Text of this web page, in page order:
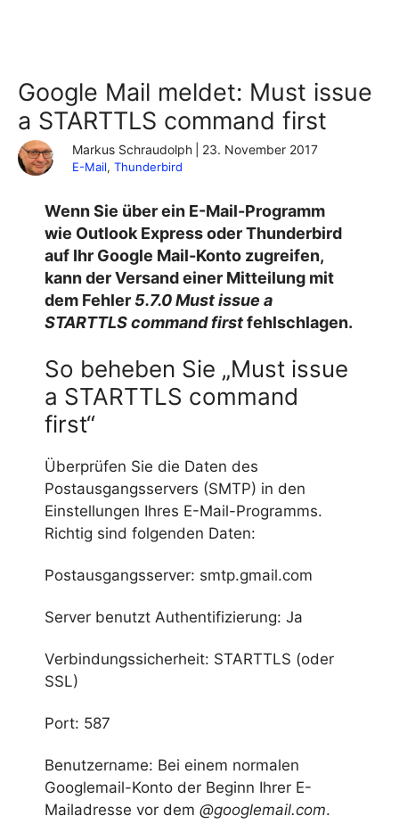
Google Mail meldet: Must issue
a STARTTLS command first
Markus Schraudolph 23. November 2017
E-Mail, Thunderbird
Wenn Sie über ein E-Mail-Programm
wie Outlook Express oder Thunderbird
auf Ihr Google Mail-Konto zugreifen,
kann der Versand einer Mitteilung mit
dem Fehler 5.7.0 Must issue a
STARTTLS command firstfehlschlagen.
So beheben Sie „Must issue
a STARTTLS command
first“
Überprüfen Sie die Daten des
Postausgangsservers (SMTP) in den
Einstellungen Ihres E-Mail-Programms.
Richtig sind folgenden Daten:
Postausgangsserver: smtp.gmail.com
Server benutzt Authentifizierung: Ja
Verbindungssicherheit: STARTTLS (oder
SSL)
Port: 587
Benutzername: Bei einem normalen
Googlemail-Konto der Beginn Ihrer E-
Mailadresse vor dem @googlemail.com.